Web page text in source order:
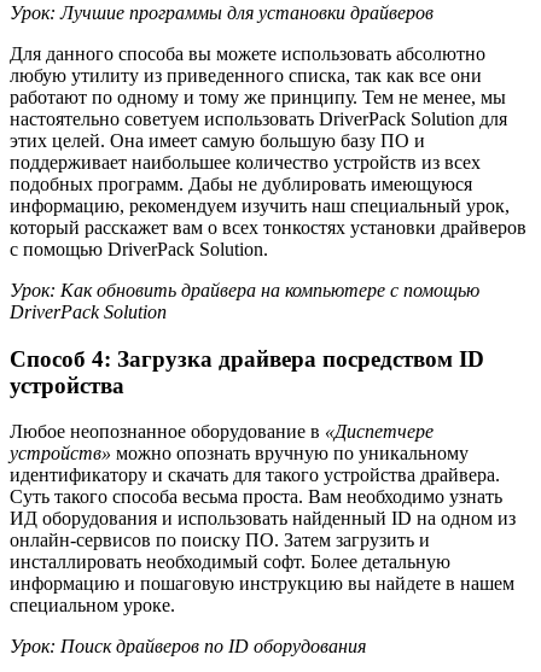
Урок: Лучшие программы для установки драйверов
Для данного способа вы можете использовать абсолютно
любую утилиту из приведенного списка, так как все они
работают по одному и тому же принципу. Тем не менее, мы
настоятельно советуем использовать DriverPack Solution для
этих целей. Она имеет самую большую базу ПО и
поддерживает наибольшее количество устройств из всех
подобных программ. Дабы не дублировать имеющуюся
информацию, рекомендуем изучить наш специальный урок,
который расскажет вам о всех тонкостях установки драйверов
с помощью DriverPack Solution.
Урок: Как обновить драйвера на компьютере с помощью
DriverPack Solution
Способ 4: Загрузка драйвера посредством ID
устройства
Любое неопознанное оборудование в «Диспетчере
устройств» можно опознать вручную по уникальному
идентификатору и скачать для такого устройства драйвера.
Суть такого способа весьма проста. Вам необходимо узнать
ИД оборудования и использовать найденный ID на одном из
онлайн-сервисов по поиску ПО. Затем загрузить и
инсталлировать необходимый софт. Более детальную
информацию и пошаговую инструкцию вы найдете в нашем
специальном уроке.
Урок: Поиск драйверов по ID оборудования